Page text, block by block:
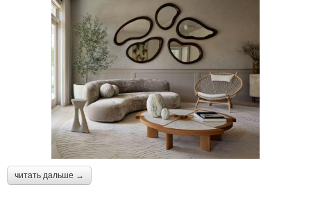
читать дальше →